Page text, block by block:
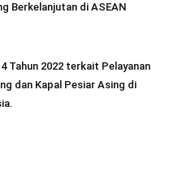
Berkelanjutan di ASEAN
Tahun 2022 terkait Pelayanan
dan Kapal Pesiar Asing di